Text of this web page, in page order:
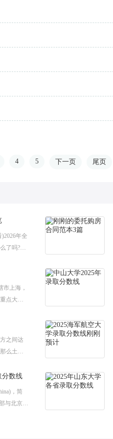
4 5 下一页 尾页
年全
了吗?想
市上海，
点大
之间达
么土地
迎大
分数线
，简
与北京市